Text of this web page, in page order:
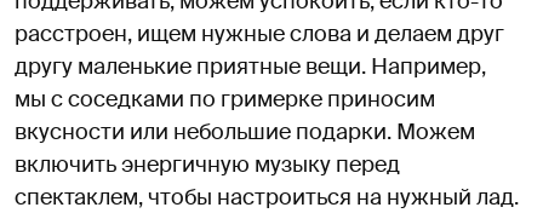
расстроен, ищем нужные слова и делаем друг
другу маленькие приятные вещи. Например,
мы с соседками по гримерке приносим
вкусности или небольшие подарки. Можем
включить энергичную музыку перед
спектаклем, чтобы настроиться на нужный лад.